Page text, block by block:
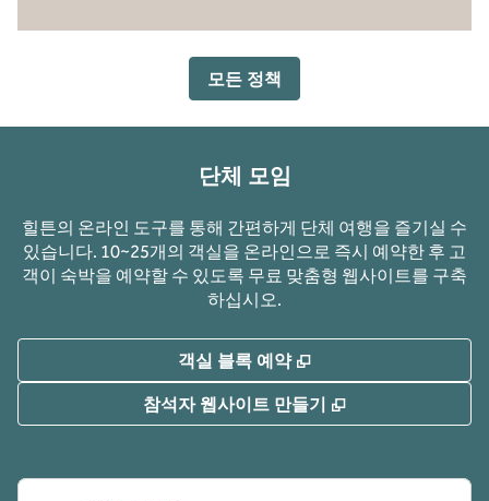
모든 정책
단체 모임
힐튼의 온라인 도구를 통해 간편하게 단체 여행을 즐기실 수
있습니다. 10~25개의 객실을 온라인으로 즉시 예약한 후 고
객이 숙박을 예약할 수 있도록 무료 맞춤형 웹사이트를 구축
하십시오.
객실 블록 예약 ,
참석자 웹사이트 만들기 ,